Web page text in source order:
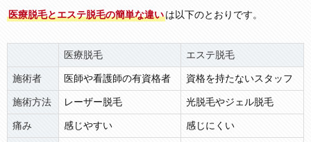
医療脱毛とエステ脱毛の簡単な違い は以下のとおりです。
医療脱毛 エステ脱毛
施術者 医師や看護師の有資格者 資格を持たないスタッフ
施術方法 レーザー脱毛 光脱毛やジェル脱毛
痛み 感じやすい 感じにくい